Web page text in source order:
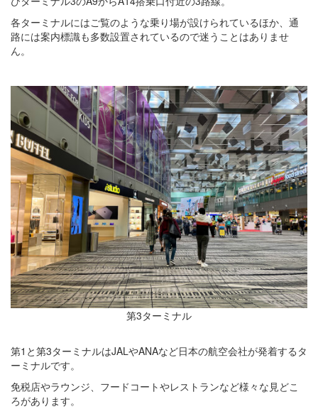
各ターミナルにはご覧のような乗り場が設けられているほか、通
路には案内標識も多数設置されているので迷うことはありませ
ん。
第3ターミナル
第1と第3ターミナルはJALやANAなど日本の航空会社が発着するタ
ーミナルです。
免税店やラウンジ、フードコートやレストランなど様々な見どこ
ろがあります。